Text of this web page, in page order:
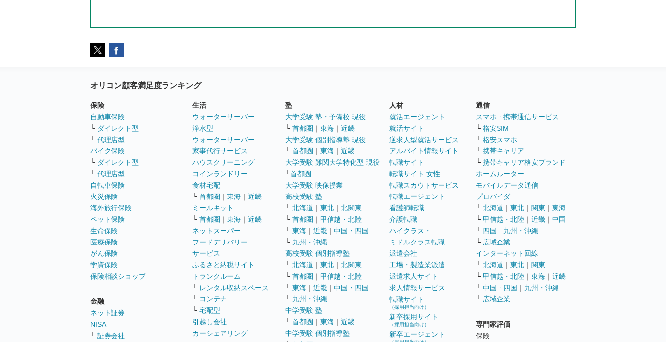
オリコン顧客満足度ランキング
保険
自動車保険
└ ダイレクト型
└ 代理店型
バイク保険
└ ダイレクト型
└ 代理店型
自転車保険
火災保険
海外旅行保険
ペット保険
生命保険
医療保険
がん保険
学資保険
保険相談ショップ
金融
ネット証券
NISA
└ 証券会社
生活
ウォーターサーバー
浄水型
ウォーターサーバー
家事代行サービス
ハウスクリーニング
コインランドリー
食材宅配
└ 首都圏 ｜ 東海 ｜ 近畿
ミールキット
└ 首都圏 ｜ 東海 ｜ 近畿
ネットスーパー
フードデリバリー
サービス
ふるさと納税サイト
トランクルーム
└ レンタル収納スペース
└ コンテナ
└ 宅配型
引越し会社
カーシェアリング
塾
大学受験 塾・予備校 現役
└ 首都圏 ｜ 東海 ｜ 近畿
大学受験 個別指導塾 現役
└ 首都圏 ｜ 東海 ｜ 近畿
大学受験 難関大学特化型 現役
└首都圏
大学受験 映像授業
高校受験 塾
└ 北海道 ｜ 東北 ｜ 北関東
└ 首都圏 ｜ 甲信越・北陸
└ 東海 ｜ 近畿 ｜ 中国・四国
└ 九州・沖縄
高校受験 個別指導塾
└ 北海道 ｜ 東北 ｜ 北関東
└ 首都圏 ｜ 甲信越・北陸
└ 東海 ｜ 近畿 ｜ 中国・四国
└ 九州・沖縄
中学受験 塾
└ 首都圏 ｜ 東海 ｜ 近畿
中学受験 個別指導塾
人材
就活エージェント
就活サイト
逆求人型就活サービス
アルバイト情報サイト
転職サイト
転職サイト 女性
転職スカウトサービス
転職エージェント
看護師転職
介護転職
ハイクラス・
ミドルクラス転職
派遣会社
工場・製造業派遣
派遣求人サイト
求人情報サービス
転職サイト
（採用担当向け）
新卒採用サイト
（採用担当向け）
新卒エージェント
通信
スマホ・携帯通信サービス
└ 格安SIM
└ 格安スマホ
└ 携帯キャリア
└ 携帯キャリア格安ブランド
ホームルーター
モバイルデータ通信
プロバイダ
└ 北海道 ｜ 東北 ｜ 関東 ｜ 東海
└ 甲信越・北陸 ｜ 近畿 ｜ 中国
└ 四国 ｜ 九州・沖縄
└ 広域企業
インターネット回線
└ 北海道 ｜ 東北 ｜ 関東
└ 甲信越・北陸 ｜ 東海 ｜ 近畿
└ 中国・四国 ｜ 九州・沖縄
└ 広域企業
専門家評価
保険